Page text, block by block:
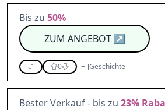
Bis zu 50%
ZUM ANGEBOT↗
0 [+]Geschichte
Bester Verkauf - bis zu 23%